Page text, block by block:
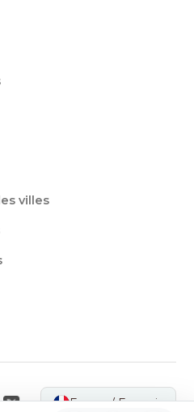
villes
France / Français